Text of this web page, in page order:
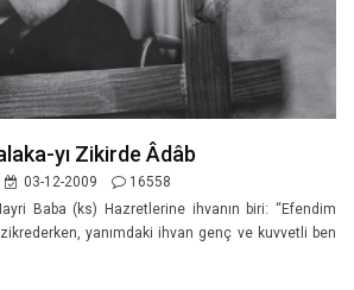
yı Zikirde Âdâb
03-12-2009
16558
Baba (ks) Hazretlerine ihvanın biri: “Efendim
yanımdaki ihvan genç ve kuvvetli ben